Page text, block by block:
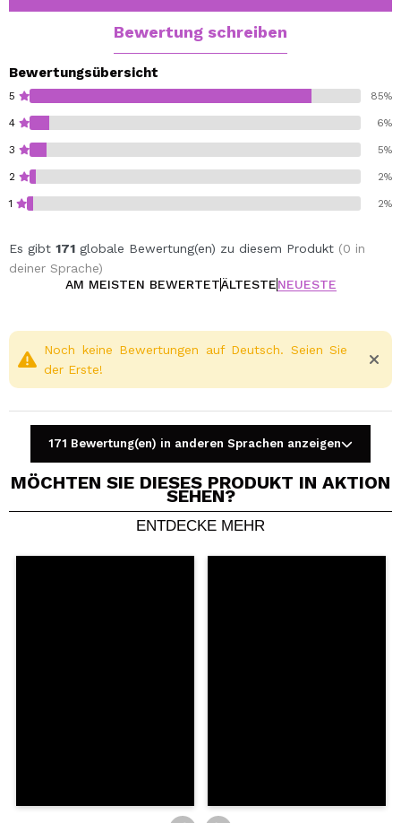
Bewertung schreiben
Bewertungsübersicht
5 85%
4 6%
3 5%
2 2%
1 2%
Es gibt 171 globale Bewertung(en) zu diesem Produkt (0 in
deiner Sprache)
AM MEISTEN BEWERTETÄLTESTENEUESTE
Ein Video oder Foto teilen
Dein Video könnte das erste sein. Stell es dir vor...
Noch keine Bewertungen auf Deutsch. Seien Sie
der Erste!
171 Bewertung(en) in anderen Sprachen anzeigen
MÖCHTEN SIE DIESES PRODUKT IN AKTION
SEHEN?
ENTDECKE MEHR